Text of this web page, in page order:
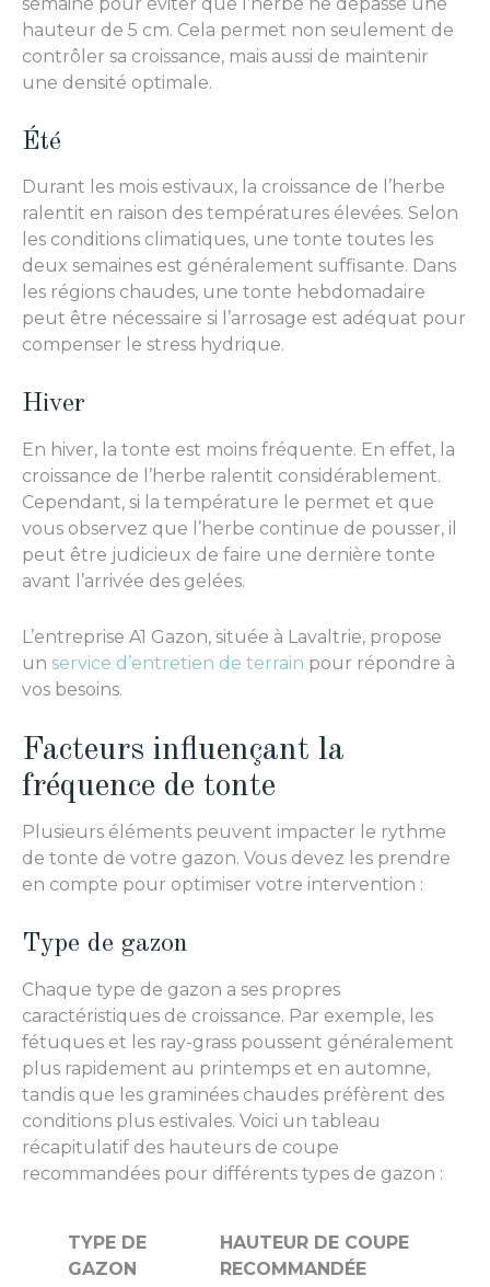
hauteur de 5 cm. Cela permet non seulement de
contrôler sa croissance, mais aussi de maintenir
une densité optimale.
Été
Durant les mois estivaux, la croissance de l’herbe
ralentit en raison des températures élevées. Selon
les conditions climatiques, une tonte toutes les
deux semaines est généralement suffisante. Dans
les régions chaudes, une tonte hebdomadaire
peut être nécessaire si l’arrosage est adéquat pour
compenser le stress hydrique.
Hiver
En hiver, la tonte est moins fréquente. En effet, la
croissance de l’herbe ralentit considérablement.
Cependant, si la température le permet et que
vous observez que l’herbe continue de pousser, il
peut être judicieux de faire une dernière tonte
avant l’arrivée des gelées.
L’entreprise A1 Gazon, située à Lavaltrie, propose
un service d’entretien de terrain pour répondre à
vos besoins.
Facteurs influençant la
fréquence de tonte
Plusieurs éléments peuvent impacter le rythme
de tonte de votre gazon. Vous devez les prendre
en compte pour optimiser votre intervention :
Type de gazon
Chaque type de gazon a ses propres
caractéristiques de croissance. Par exemple, les
fétuques et les ray-grass poussent généralement
plus rapidement au printemps et en automne,
tandis que les graminées chaudes préfèrent des
conditions plus estivales. Voici un tableau
récapitulatif des hauteurs de coupe
recommandées pour différents types de gazon :
TYPE DE
GAZON
HAUTEUR DE COUPE
RECOMMANDÉE